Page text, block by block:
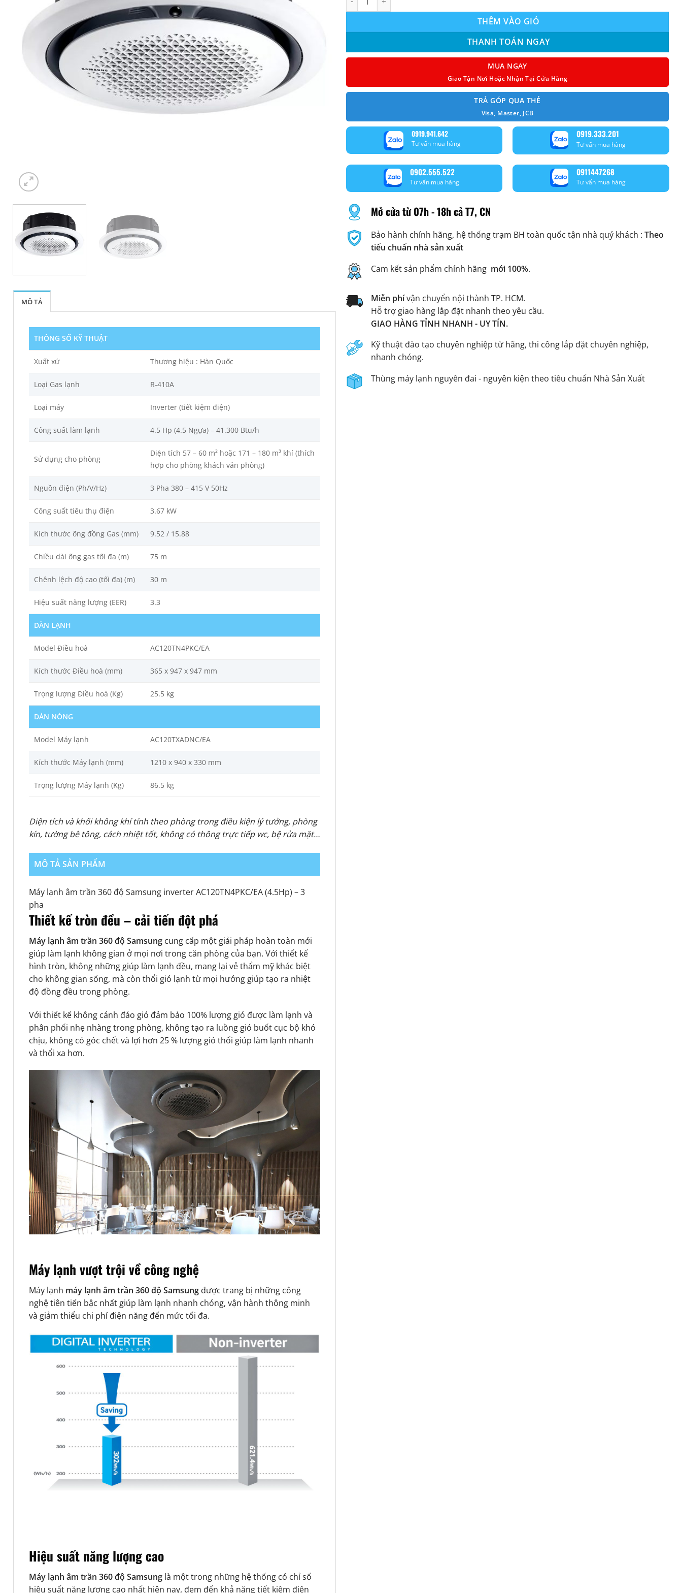
MÔ TẢ
THÔNG SỐ KỸ THUẬT
Xuất xứ Thương hiệu : Hàn Quốc
Loại Gas lạnh R-410A
Loại máy Inverter (tiết kiệm điện)
Công suất làm lạnh 4.5 Hp (4.5 Ngựa) – 41.300 Btu/h
Sử dụng cho phòng
Diện tích 57 – 60 m² hoặc 171 – 180 m³ khí (thích
hợp cho phòng khách văn phòng)
Nguồn điện (Ph/V/Hz) 3 Pha 380 – 415 V 50Hz
Công suất tiêu thụ điện 3.67 kW
Kích thước ống đồng Gas (mm) 9.52 / 15.88
Chiều dài ống gas tối đa (m) 75 m
Chênh lệch độ cao (tối đa) (m) 30 m
Hiệu suất năng lượng (EER) 3.3
DÀN LẠNH
Model Điều hoà AC120TN4PKC/EA
Kích thước Điều hoà (mm) 365 x 947 x 947 mm
Trọng lượng Điều hoà (Kg) 25.5 kg
DÀN NÓNG
Model Máy lạnh AC120TXADNC/EA
Kích thước Máy lạnh (mm) 1210 x 940 x 330 mm
Trọng lượng Máy lạnh (Kg) 86.5 kg
Diện tích và khối không khí tính theo phòng trong điều kiện lý tưởng, phòng
kín, tường bê tông, cách nhiệt tốt, không có thông trực tiếp wc, bệ rửa mặt…
MÔ TẢ SẢN PHẨM
Máy lạnh âm trần 360 độ Samsung inverter AC120TN4PKC/EA (4.5Hp) – 3
pha
Thiết kế tròn đều – cải tiến đột phá
Máy lạnh âm trần 360 độ Samsung cung cấp một giải pháp hoàn toàn mới
giúp làm lạnh không gian ở mọi nơi trong căn phòng của bạn. Với thiết kế
hình tròn, không những giúp làm lạnh đều, mang lại vẻ thẩm mỹ khác biệt
cho không gian sống, mà còn thổi gió lạnh từ mọi hướng giúp tạo ra nhiệt
độ đồng đều trong phòng.
Với thiết kế không cánh đảo gió đảm bảo 100% lượng gió được làm lạnh và
phân phối nhẹ nhàng trong phòng, không tạo ra luồng gió buốt cục bộ khó
chịu, không có góc chết và lợi hơn 25 % lượng gió thổi giúp làm lạnh nhanh
và thổi xa hơn.
Máy lạnh vượt trội về công nghệ
Máy lạnh máy lạnh âm trần 360 độ Samsungđược trang bị những công
nghệ tiên tiến bậc nhất giúp làm lạnh nhanh chóng, vận hành thông minh
và giảm thiểu chi phí điện năng đến mức tối đa.
Hiệu suất năng lượng cao
Máy lạnh âm trần 360 độ Samsunglà một trong những hệ thống có chỉ số
hiệu suất năng lượng cao nhất hiện nay, đem đến khả năng tiết kiệm điện
THÊM VÀO GIỎ
THANH TOÁN NGAY
MUA NGAY
Giao Tận Nơi Hoặc Nhận Tại Cửa Hàng
TRẢ GÓP QUA THẺ
Visa, Master, JCB
0919.941.642
Tư vấn mua hàng
0919.333.201
Tư vấn mua hàng
0902.555.522
Tư vấn mua hàng
0911447268
Tư vấn mua hàng
Mở cửa từ 07h - 18h cả T7, CN
Bảo hành chính hãng, hệ thống trạm BH toàn quốc tận nhà quý khách : Theo
tiểu chuẩn nhà sản xuất
Cam kết sản phẩm chính hãng mới 100%.
Miễn phívận chuyển nội thành TP. HCM.
Hỗ trợ giao hàng lắp đặt nhanh theo yêu cầu.
GIAO HÀNG TỈNH NHANH - UY TÍN.
Kỹ thuật đào tạo chuyên nghiệp từ hãng, thi công lắp đặt chuyên nghiệp,
nhanh chóng.
Thùng máy lạnh nguyên đai - nguyên kiện theo tiêu chuẩn Nhà Sản Xuất